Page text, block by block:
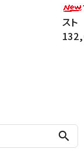
スト
search